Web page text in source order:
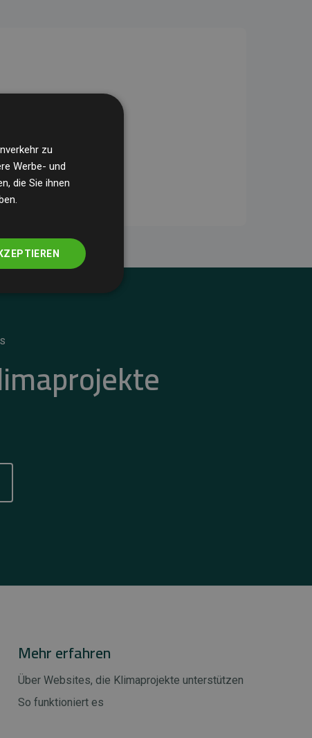
Mehr erfahren
Über Websites, die Klimaprojekte unterstützen
So funktioniert es
zu
Werbe- und
die Sie ihnen